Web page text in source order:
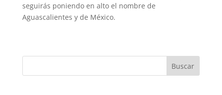
seguirás poniendo en alto el nombre de
Aguascalientes y de México.
Buscar